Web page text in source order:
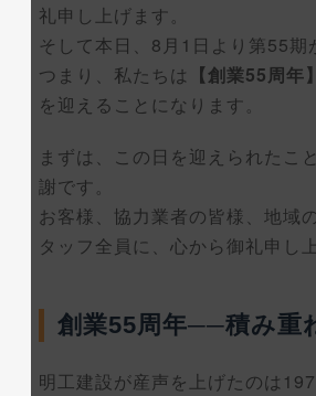
礼申し上げます。
そして本日、8月1日より第55期
つまり、私たちは 【創業55周年】
を迎えることになります。
まずは、この日を迎えられたこ
謝です。
お客様、協力業者の皆様、地域
タッフ全員に、心から御礼申し
創業55周年──積み重
明工建設が産声を上げたのは